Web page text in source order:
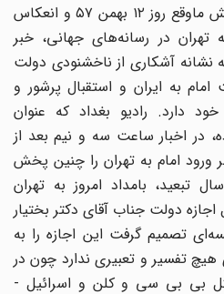
نکته جالب توجه در مورد پخش ماوقع روز ۱۲ بهمن ۵۷ و انعکاس
تهران در رسانه‌های جهانی، خبر
نشانه آشکاری از ناخشنودی دولت
به ایران و استقبال پرشور و
دارد. رادیو بغداد که عنوان
در اخبار ساعت سه و نیم بعد از
۱۲ بهمن ۵۷ خبر ورود امام به تهران را چنین پخش
خمینی پس از ۱۵ سال تبعید، بامداد امروز به تهران
دولت جناب آقای دکتر بختیار
تصمیم گرفت این اجازه را به
تفسیر و تعبیری ندارد چون در
بی بی سی و کلن و اسرائیل -